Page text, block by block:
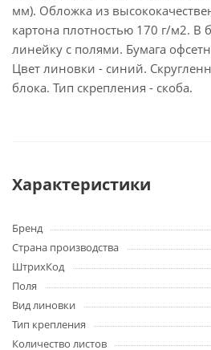
мм). Обложка из
картона плотностью 170 г/м2. В
линейку с полями. Бумага
Цвет линовки - синий.
блока. Тип скрепления - скоба.
Характеристики
Бренд
Страна производства
ШтрихКод
Поля
Вид линовки
Тип крепления
Количество листов